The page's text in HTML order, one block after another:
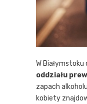
W
oddziału
zapach
kobiety